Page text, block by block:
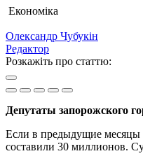
Економіка
Олександр Чубукін
Редактор
Розкажіть про статтю:
Депутаты запорожского
Если в предыдущие месяцы
составили 30 миллионов.